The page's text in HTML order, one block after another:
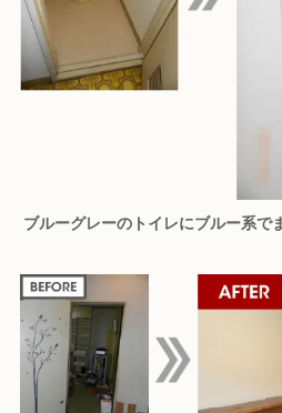
ブルーグレーのトイレにブルー系で